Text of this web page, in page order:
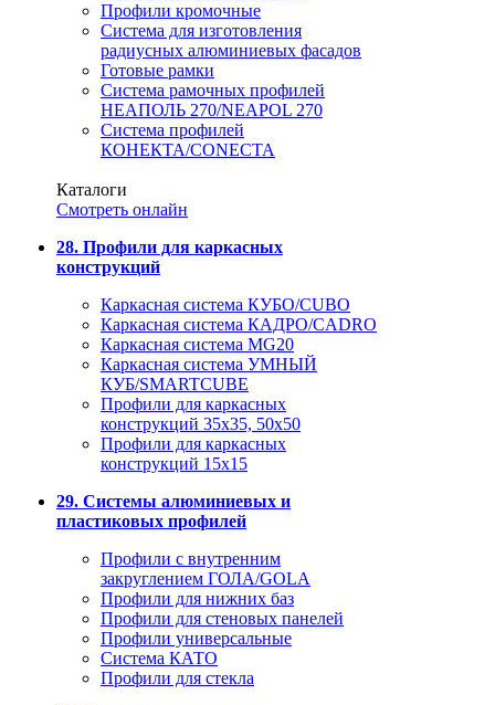
Профили кромочные
Система для изготовления
радиусных алюминиевых фасадов
Готовые рамки
Система рамочных профилей
НЕАПОЛЬ 270/NEAPOL 270
Система профилей
КОНЕКТА/CONECTA
Каталоги
Смотреть онлайн
28. Профили для каркасных
конструкций
Каркасная система КУБО/CUBO
Каркасная система КАДРО/CADRO
Каркасная система MG20
Каркасная система УМНЫЙ
КУБ/SMARTCUBE
Профили для каркасных
конструкций 35x35, 50x50
Профили для каркасных
конструкций 15х15
29. Системы алюминиевых и
пластиковых профилей
Профили с внутренним
закруглением ГОЛА/GOLA
Профили для нижних баз
Профили для стеновых панелей
Профили универсальные
Система КАТО
Профили для стекла